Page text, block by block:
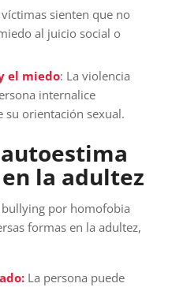
sienten que no
al juicio social o
el miedo: La violencia
internalice
su orientación sexual.
la adultez
bullying por homofobia
formas en la adultez,
La persona puede